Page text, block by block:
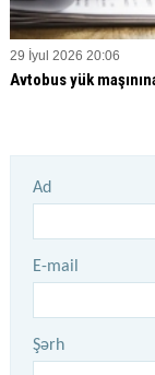
29 İyul 2026 20:06
Avtobus yük
Ad
E-mail
Şərh